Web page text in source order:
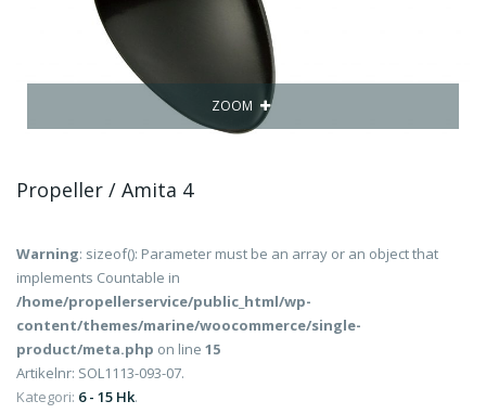
ZOOM
Propeller / Amita 4
Warning: sizeof(): Parameter must be an array or an object that
implements Countable in
/home/propellerservice/public_html/wp-
content/themes/marine/woocommerce/single-
product/meta.php on line 15
Artikelnr: SOL1113-093-07.
Kategori: 6 - 15 Hk.